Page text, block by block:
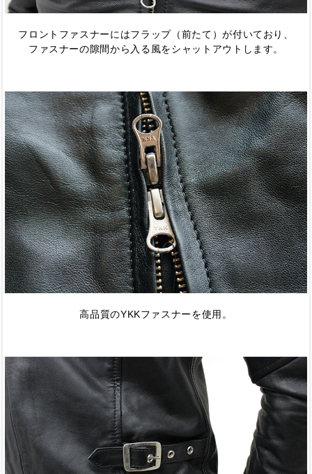
フロントファスナーにはフラップ（前たて）が付いており、
ファスナーの隙間から入る風をシャットアウトします。
高品質のYKKファスナーを使用。